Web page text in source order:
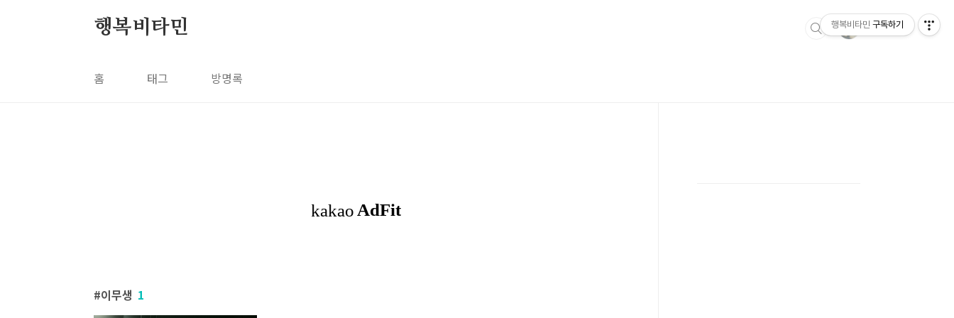
행복비타민
홈 태그 방명록
이무생 1
행복비타민 구독하기